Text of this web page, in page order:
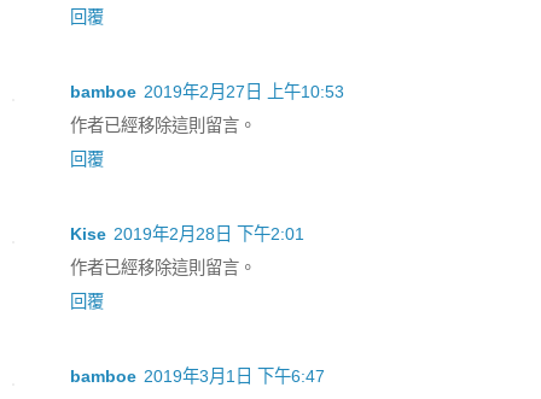
回覆
bamboe 2019年2月27日 上午10:53
作者已經移除這則留言。
回覆
Kise 2019年2月28日 下午2:01
作者已經移除這則留言。
回覆
bamboe 2019年3月1日 下午6:47